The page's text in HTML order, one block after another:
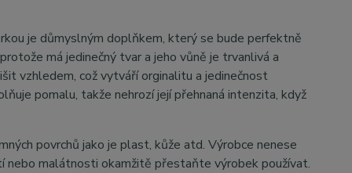
je důmyslným doplňkem, který se bude perfektně
má jedinečný tvar a jeho vůně je trvanlivá a
vzhledem, což vytváří orginalitu a jedinečnost
pomalu, takže nehrozí její přehnaná intenzita, když
povrchů jako je plast, kůže atd. Výrobce nenese
nebo malátnosti okamžitě přestaňte výrobek používat.